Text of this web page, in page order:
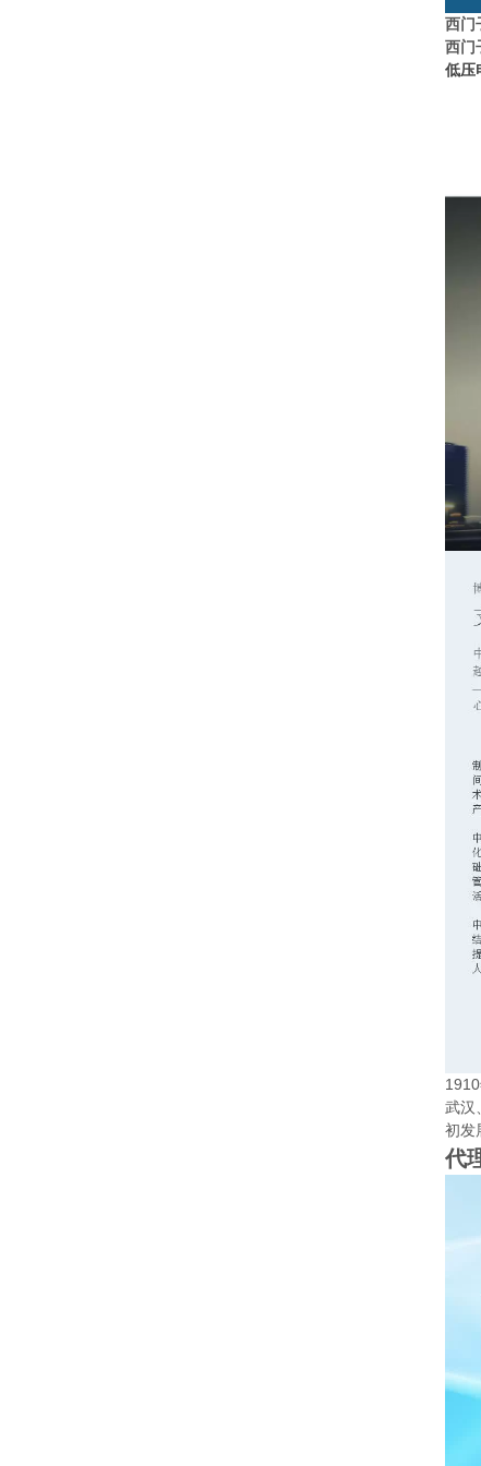
西门
西门
低压
武汉
初发
代